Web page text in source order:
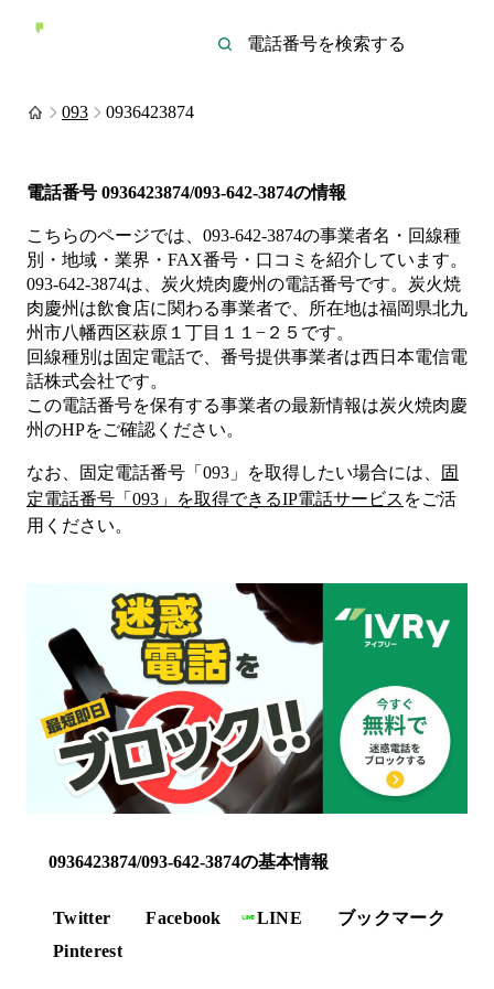
093 0936423874
電話番号 0936423874/093-642-3874の情報
こちらのページでは、 093-642-3874の事業者名・回線種
別・地域・業界・FAX番号・口コミを紹介しています。
093-642-3874は、 炭火焼肉慶州の電話番号です。 炭火焼
肉慶州は飲食店に関わる事業者で、所在地は福岡県北九
州市八幡西区萩原１丁目１１−２５ です。
回線種別は固定電話で、番号提供事業者は西日本電信電
話株式会社です。
この電話番号を保有する事業者の最新情報は炭火焼肉慶
州のHPをご確認ください。
なお、固定電話番号「 093 」を取得したい場合には、
固
定電話番号「 093 」を取得できるIP電話サービス をご活
用ください。
0936423874/093-642-3874の基本情報
Twitter Facebook LINE
ブックマーク
Pinterest